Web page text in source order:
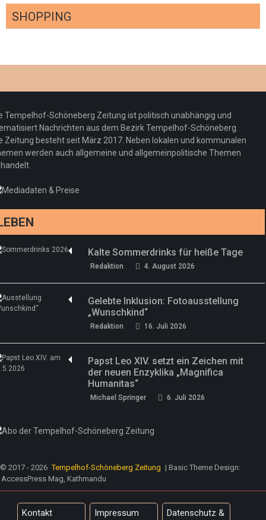
SHOPPING
Redaktion 23. Juli 2026
Pepe Jeans London mit Summer Sale und
neuer Kollektion
Redaktion 19. Juli 2026
Woher kommt der Honig? – Neue EU-
Regeln gelten 14. Juni
drei neue Specials zur Fußball-WM
Tempelhof-Schöneberg Zeitung ist politisch unabhängig und
Nachrichten aus dem Bezirk Tempelhof-Schöneberg.
Zeitung besteht seit März 2017. Neben lokalen und kommunalen
werden auch allgemeine und allgemeinpolitische Themen
Kalte Sommerdrinks für heiße Tage
Redaktion 4. August 2026
Gelebte Inklusion: Fotoausstellung
„Wunschkind“
Redaktion 16. Juli 2026
Papst Leo XIV. setzt ein Zeichen mit
der neuen Enzyklika „Magnifica
Humanitas“
Michael Springer 6. Juli 2026
© 2017 - 2026 Tempelhof-Schöneberg Zeitung | Basic Theme Design:
AccessPress Mag, Kathmandu
Kontakt Impressum Datenschutz &